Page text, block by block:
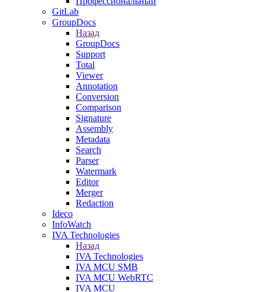
GitLab
GroupDocs
Назад
GroupDocs
Support
Total
Viewer
Annotation
Conversion
Comparison
Signature
Assembly
Metadata
Search
Parser
Watermark
Editor
Merger
Redaction
Ideco
InfoWatch
IVA Technologies
Назад
IVA Technologies
IVA MCU SMB
IVA MCU WebRTC
IVA MCU